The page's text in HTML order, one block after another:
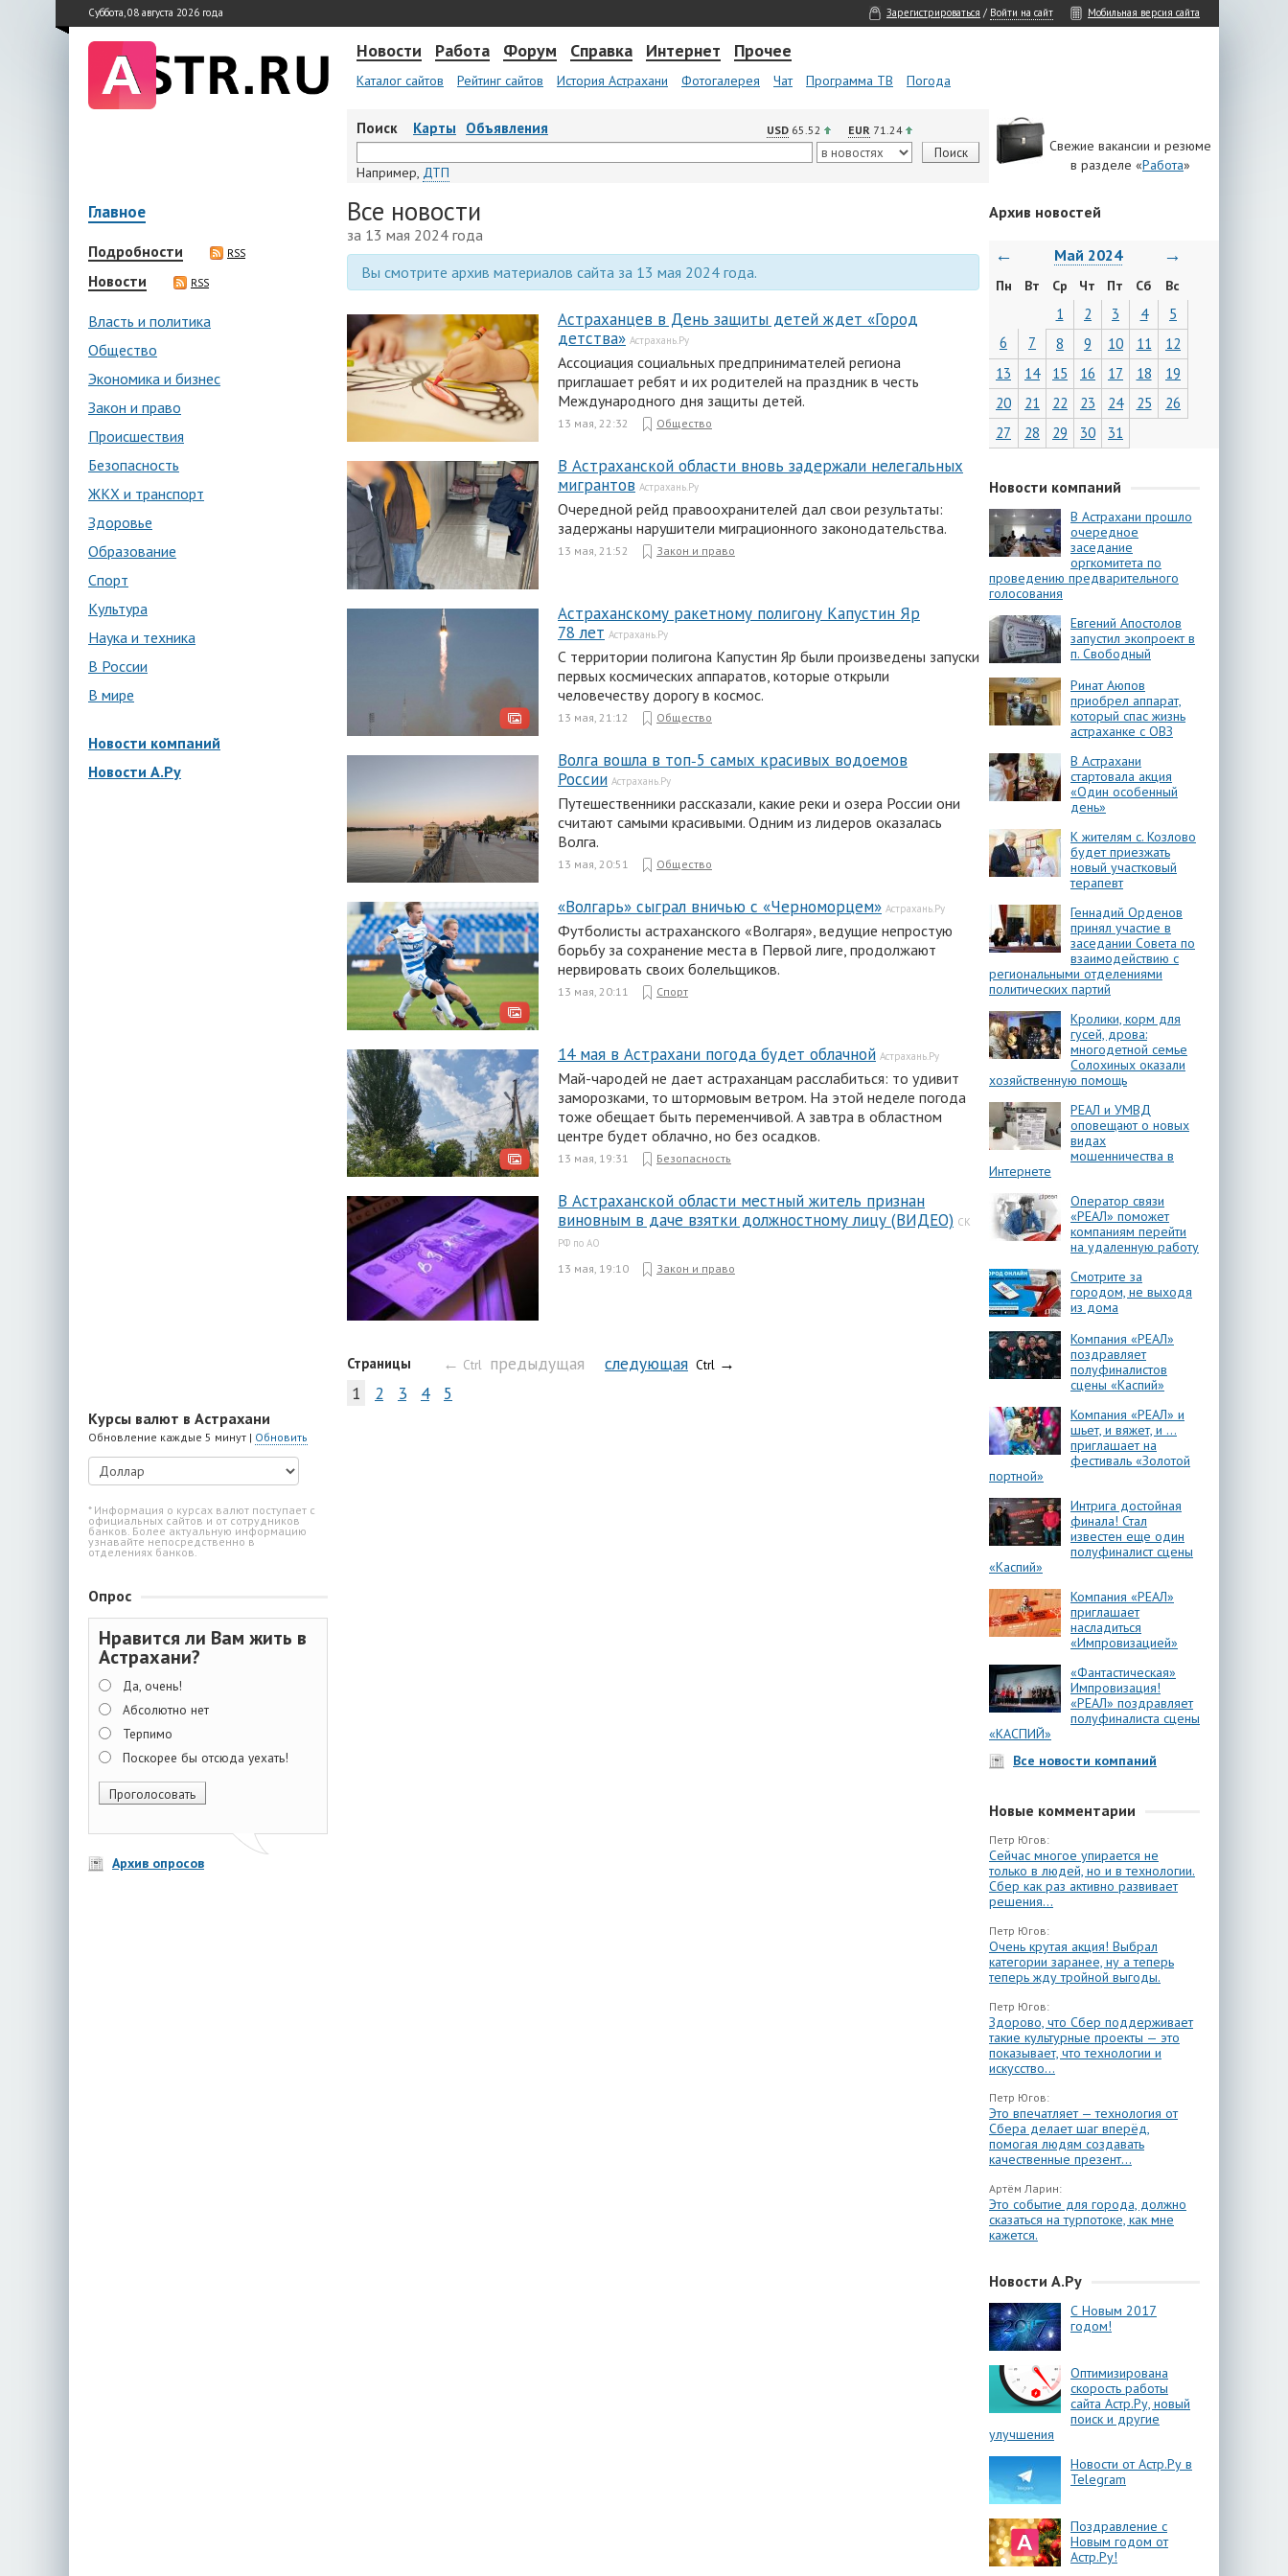
Суббота, 08 августа 2026 года Зарегистрироваться / Войти на сайт Мобильная версия сайта
Новости Работа Форум Справка Интернет Прочее
Каталог сайтов Рейтинг сайтов История Астрахани Фотогалерея Чат Программа ТВ Погода
Поиск Карты Объявления USD 65.52 EUR 71.24
Например, ДТП
Свежие вакансии и резюме
в разделе «Работа»
Главное
Подробности RSS
Новости RSS
Власть и политика
Общество
Экономика и бизнес
Закон и право
Происшествия
Безопасность
ЖКХ и транспорт
Здоровье
Образование
Спорт
Культура
Наука и техника
В России
В мире
Новости компаний
Новости А.Ру
Курсы валют в Астрахани
Обновление каждые 5 минут | Обновить
* Информация о курсах валют поступает с
официальных сайтов и от сотрудников
банков. Более актуальную информацию
узнавайте непосредственно в
отделениях банков.
Опрос
Нравится ли Вам жить в
Астрахани?
Да, очень!
Абсолютно нет
Терпимо
Поскорее бы отсюда уехать!
Архив опросов
Все новости
за 13 мая 2024 года
Вы смотрите архив материалов сайта за 13 мая 2024 года.
Астраханцев в День защиты детей ждет «Город
детства» Астрахань.Ру
Ассоциация социальных предпринимателей региона
приглашает ребят и их родителей на праздник в честь
Международного дня защиты детей.
13 мая, 22:32 Общество
В Астраханской области вновь задержали нелегальных
мигрантов Астрахань.Ру
Очередной рейд правоохранителей дал свои результаты:
задержаны нарушители миграционного законодательства.
13 мая, 21:52 Закон и право
Астраханскому ракетному полигону Капустин Яр
78 лет Астрахань.Ру
С территории полигона Капустин Яр были произведены запуски
первых космических аппаратов, которые открыли
человечеству дорогу в космос.
13 мая, 21:12 Общество
Волга вошла в топ‑5 самых красивых водоемов
России Астрахань.Ру
Путешественники рассказали, какие реки и озера России они
считают самыми красивыми. Одним из лидеров оказалась
Волга.
13 мая, 20:51 Общество
«Волгарь» сыграл вничью с «Черноморцем» Астрахань.Ру
Футболисты астраханского «Волгаря», ведущие непростую
борьбу за сохранение места в Первой лиге, продолжают
нервировать своих болельщиков.
13 мая, 20:11 Спорт
14 мая в Астрахани погода будет облачной Астрахань.Ру
Май-чародей не дает астраханцам расслабиться: то удивит
заморозками, то штормовым ветром. На этой неделе погода
тоже обещает быть переменчивой. А завтра в областном
центре будет облачно, но без осадков.
13 мая, 19:31 Безопасность
В Астраханской области местный житель признан
виновным в даче взятки должностному лицу (ВИДЕО) СК
РФ по АО
13 мая, 19:10 Закон и право
Страницы ← Ctrl предыдущая следующая Ctrl →
1
2 3 4 5
Архив новостей
← Май 2024 →
Пн Вт Ср Чт Пт Сб Вс
1 2 3 4
5
6
7 8 9 10 11
12
13
14 15 16 17 18
19
20
21 22 23 24 25
26
27
28 29 30 31
Новости компаний
В Астрахани прошло
очередное
заседание
оргкомитета по
проведению предварительного
голосования
Евгений Апостолов
запустил экопроект в
п. Свободный
Ринат Аюпов
приобрел аппарат,
который спас жизнь
астраханке с ОВЗ
В Астрахани
стартовала акция
«Один особенный
день»
К жителям с. Козлово
будет приезжать
новый участковый
терапевт
Геннадий Орденов
принял участие в
заседании Совета по
взаимодействию с
региональными отделениями
политических партий
Кролики, корм для
гусей, дрова:
многодетной семье
Солохиных оказали
хозяйственную помощь
РЕАЛ и УМВД
оповещают о новых
видах
мошенничества в
Интернете
Оператор связи
«РЕАЛ» поможет
компаниям перейти
на удаленную работу
Смотрите за
городом, не выходя
из дома
Компания «РЕАЛ»
поздравляет
полуфиналистов
сцены «Каспий»
Компания «РЕАЛ» и
шьет, и вяжет, и …
приглашает на
фестиваль «Золотой
портной»
Интрига достойная
финала! Стал
известен еще один
полуфиналист сцены
«Каспий»
Компания «РЕАЛ»
приглашает
насладиться
«Импровизацией»
«Фантастическая»
Импровизация!
«РЕАЛ» поздравляет
полуфиналиста сцены
«КАСПИЙ»
Все новости компаний
Новые комментарии
Петр Югов:
Сейчас многое упирается не
только в людей, но и в технологии.
Сбер как раз активно развивает
решения...
Петр Югов:
Очень крутая акция! Выбрал
категории заранее, ну а теперь
теперь жду тройной выгоды.
Петр Югов:
Здорово, что Сбер поддерживает
такие культурные проекты — это
показывает, что технологии и
искусство...
Петр Югов:
Это впечатляет — технология от
Сбера делает шаг вперёд,
помогая людям создавать
качественные презент...
Артём Ларин:
Это событие для города, должно
сказаться на турпотоке, как мне
кажется.
Новости А.Ру
С Новым 2017
годом!
Оптимизирована
скорость работы
сайта Астр.Ру, новый
поиск и другие
улучшения
Новости от Астр.Ру в
Telegram
Поздравление с
Новым годом от
Астр.Ру!